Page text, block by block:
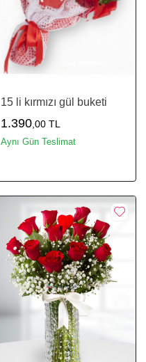
15 li kırmızı gül buketi
1.390,00 TL
Aynı Gün Teslimat